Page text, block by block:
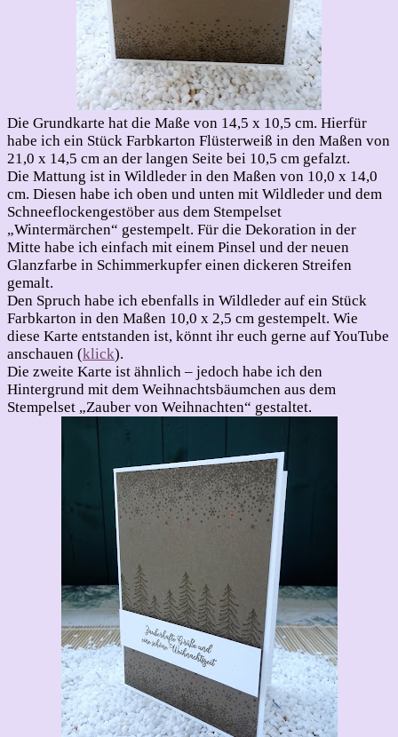
Die Grundkarte hat die Maße von 14,5 x 10,5 cm. Hierfür
habe ich ein Stück Farbkarton Flüsterweiß in den Maßen von
21,0 x 14,5 cm an der langen Seite bei 10,5 cm gefalzt.
Die Mattung ist in Wildleder in den Maßen von 10,0 x 14,0
cm. Diesen habe ich oben und unten mit Wildleder und dem
Schneeflockengestöber aus dem Stempelset
„Wintermärchen“ gestempelt. Für die Dekoration in der
Mitte habe ich einfach mit einem Pinsel und der neuen
Glanzfarbe in Schimmerkupfer einen dickeren Streifen
gemalt.
Den Spruch habe ich ebenfalls in Wildleder auf ein Stück
Farbkarton in den Maßen 10,0 x 2,5 cm gestempelt. Wie
diese Karte entstanden ist, könnt ihr euch gerne auf YouTube
anschauen (klick).
Die zweite Karte ist ähnlich – jedoch habe ich den
Hintergrund mit dem Weihnachtsbäumchen aus dem
Stempelset „Zauber von Weihnachten“ gestaltet.